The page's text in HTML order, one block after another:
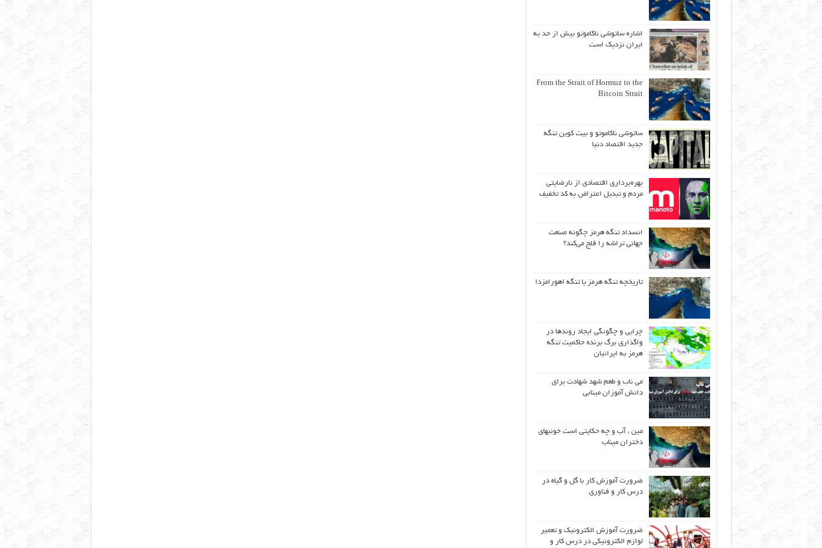
اشاره ساتوشی ناکاموتو بیش از حد به
ایران نزدیک است
From the Strait of Hormuz to the
Bitcoin Strait
ساتوشی ناکاموتو و بیت کوین تنگه
جدید اقتصاد دنیا
بهره‌برداری اقتصادی از نارضایتی
مردم و تبدیل اعتراض به کد تخفیف
انسداد تنگه هرمز چگونه صنعت
جهانی تراشه را فلج می‌کند؟
تاریخچه تنگه هرمز یا تنگه اهورامزدا
چرایی و چگونگی ایجاد روندها در
واگذاری برگ برنده حاکمیت تنگه
هرمز به ایرانیان
می ناب و طعم شهد شهادت برای
دانش آموزان مینابی
مین ، آب و چه حکایتی است خونبهای
دختران میناب
ضرورت آموزش کار با گل و گیاه در
درس کار و فناوری
ضرورت آموزش الکترونیک و تعمیر
لوازم الکترونیکی در درس کار و